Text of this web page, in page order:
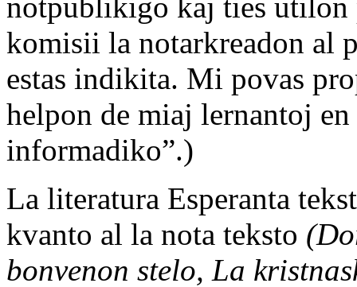
komisii la notarkreadon al
estas indikita. Mi povas
helpon de miaj lernantoj
informadiko”.)
La literatura Esperanta
kvanto al la nota teksto
bonvenon stelo, La